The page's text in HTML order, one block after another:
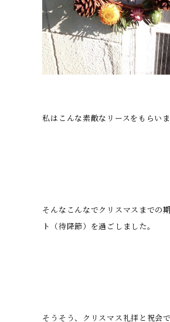
私はこんな素敵なリースをもらい
そんなこんなでクリスマスまでの
ト（待降節）を過ごしました。
そうそう、クリスマス礼拝と祝会